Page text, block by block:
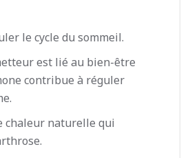
le cycle du sommeil.
est lié au bien-être
contribue à réguler
chaleur naturelle qui